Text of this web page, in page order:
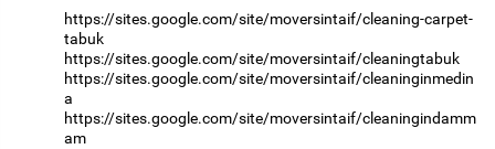
https://sites.google.com/site/moversintaif/cleaning-carpet-
tabuk
https://sites.google.com/site/moversintaif/cleaningtabuk
https://sites.google.com/site/moversintaif/cleaninginmedin
a
https://sites.google.com/site/moversintaif/cleaningindamm
am